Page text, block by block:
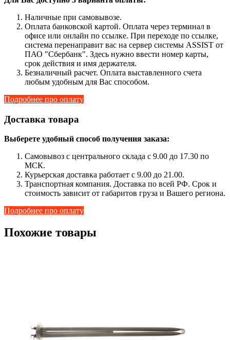
Наличные при самовывозе.
Оплата банковской картой. Оплата через терминал в
офисе или онлайн по ссылке. При переходе по ссылке,
система перенаправит вас на сервер системы ASSIST от
ПАО "Сбербанк". Здесь нужно ввести номер карты,
срок действия и имя держателя.
Безналичный расчет. Оплата выставленного счета
любым удобным для Вас способом.
Подробнее про оплату
Доставка товара
Выберете удобный способ получения заказа:
Самовывоз с центрального склада с 9.00 до 17.30 по
МСК.
Курьерская доставка работает с 9.00 до 21.00.
Транспортная компания. Доставка по всей РФ. Срок и
стоимость зависит от габаритов груза и Вашего региона.
Подробнее про оплату
Похожие товары